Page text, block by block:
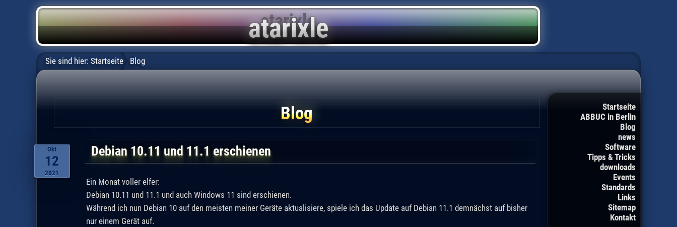
Startseite
ABBUC in Berlin
Blog
news
Software
Tipps & Tricks
downloads
Events
Standards
Links
Sitemap
Kontakt
Sie sind hier: Startseite Blog
Blog
Okt
12
2021
Debian 10.11 und 11.1 erschienen
Ein Monat voller elfer:
Debian 10.11 und 11.1 und auch Windows 11 sind erschienen.
Während ich nun Debian 10 auf den meisten meiner Geräte aktualisiere, spiele ich das Update auf Debian 11.1 demnächst auf bisher
nur einem Gerät auf.